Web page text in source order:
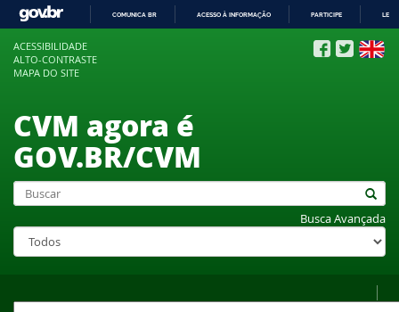
COMUNICA BR ACESSO À INFORMAÇÃO PARTICIPE
ACESSIBILIDADE
ALTO-CONTRASTE
MAPA DO SITE
CVM agora é
GOV.BR/CVM
Busca Avançada